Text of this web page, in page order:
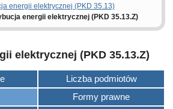
energii elektrycznej (PKD 35.13)
energii elektrycznej (PKD 35.13.Z)
elektrycznej (PKD 35.13.Z)
Liczba podmiotów
Formy prawne